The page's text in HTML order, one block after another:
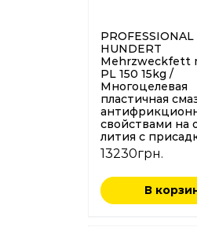
PROFESSIONAL
HUNDERT
Mehrzweckfett
PL 150 15kg /
Многоцелевая
пластичная
свойствами на
лития с
13230грн.
В